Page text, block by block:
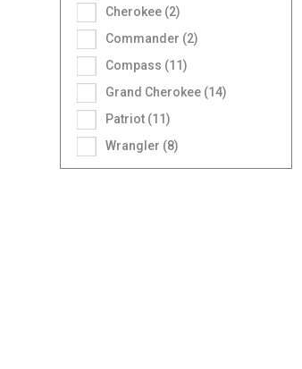
Cherokee (2)
Commander (2)
Compass (11)
Grand Cherokee (14)
Patriot (11)
Wrangler (8)